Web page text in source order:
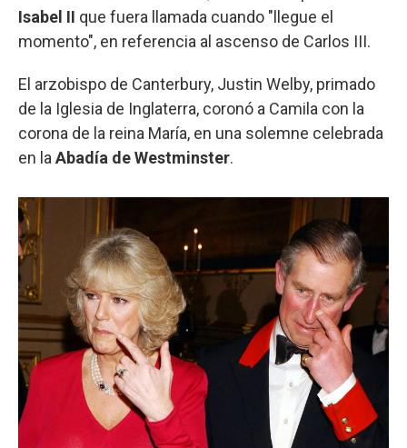
Isabel II que fuera llamada cuando "llegue el
momento", en referencia al ascenso de Carlos III.
El arzobispo de Canterbury, Justin Welby, primado
de la Iglesia de Inglaterra, coronó a Camila con la
corona de la reina María, en una solemne celebrada
en la Abadía de Westminster.